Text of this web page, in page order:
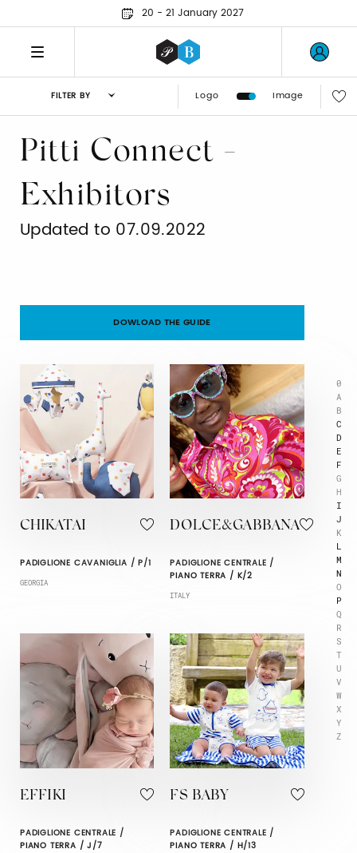
20 - 21 January 2027
FILTER BY Logo Image
0
A
B
C
D
E
F
G
H
I
J
K
L
M
N
O
P
Q
R
S
T
U
V
W
X
Y
Z
Pitti Connect -
Exhibitors
Updated to 07.09.2022
DOWLOAD THE GUIDE
CHIKATAI
PADIGLIONE CAVANIGLIA / P/1
GEORGIA
DOLCE&GABBANA
PADIGLIONE CENTRALE /
PIANO TERRA / K/2
ITALY
EFFIKI
PADIGLIONE CENTRALE /
PIANO TERRA / J/7
FS BABY
PADIGLIONE CENTRALE /
PIANO TERRA / H/13